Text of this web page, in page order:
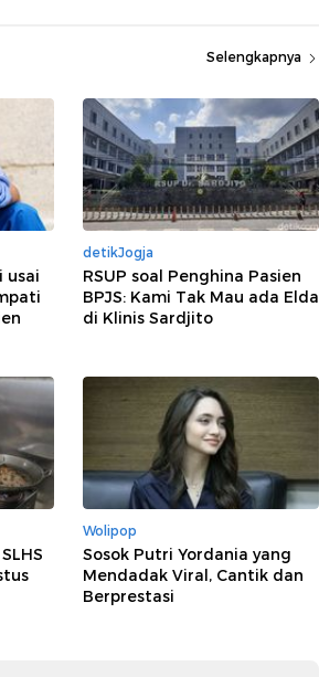
Selengkapnya
usai
detikJogja
RSUP soal Penghina Pasien
BPJS: Kami Tak Mau ada Elda
di Klinis Sardjito
Wolipop
Sosok Putri Yordania yang
Mendadak Viral, Cantik dan
Berprestasi